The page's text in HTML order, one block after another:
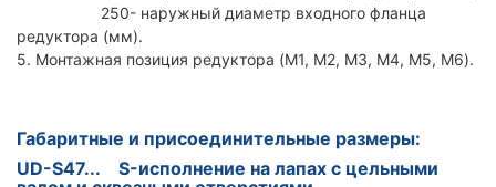
250- наружный диаметр входного фланца
редуктора (мм).
5. Монтажная позиция редуктора (M1, M2, M3, M4, M5, M6).
Габаритные и присоединительные размеры:
UD-S47... S-исполнение на лапах с цельными